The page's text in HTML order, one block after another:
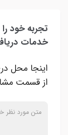
تجربه خود
خدمات
اینجا محل
از قسمت